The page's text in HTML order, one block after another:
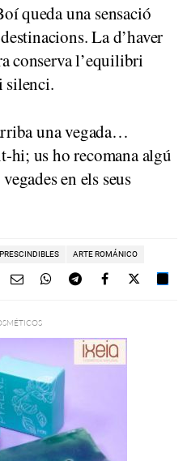
queda una sensació
La d’haver
conserva l’equilibri
silenci.
una vegada…
hi; us ho recomana algú
en els seus
ARTE ROMÁNICO